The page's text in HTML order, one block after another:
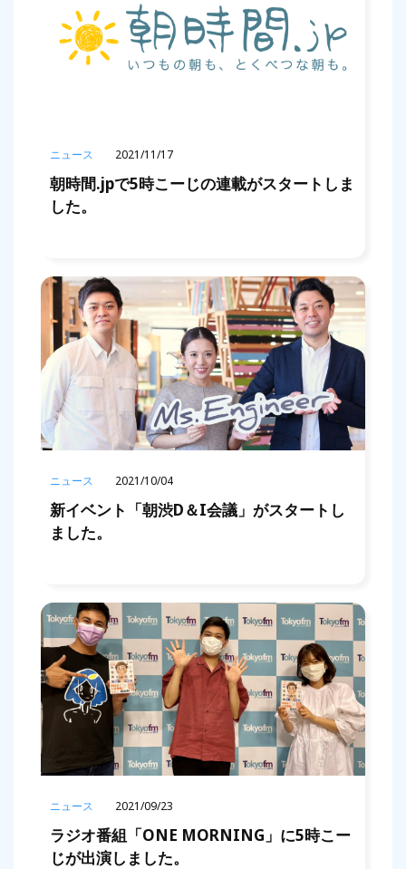
ニュース 2021/11/17
朝時間.jpで5時こーじの連載がスタートしま
した。
ニュース 2021/10/04
新イベント「朝渋D＆I会議」がスタートし
ました。
ニュース 2021/09/23
ラジオ番組「ONE MORNING」に5時こー
じが出演しました。